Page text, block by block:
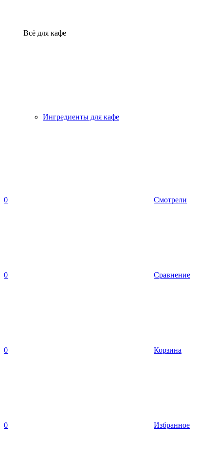
Всё для кафе
Ингредиенты для кафе
0 Смотрели
0 Сравнение
0 Корзина
0 Избранное